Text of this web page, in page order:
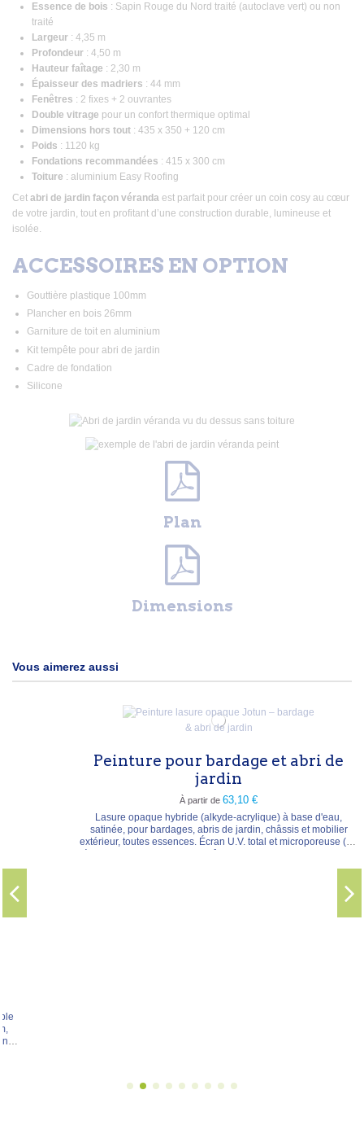
Essence de bois : Sapin Rouge du Nord traité (autoclave vert) ou non
traité
Largeur : 4,35 m
Profondeur : 4,50 m
Hauteur faîtage : 2,30 m
Épaisseur des madriers : 44 mm
Fenêtres : 2 fixes + 2 ouvrantes
Double vitrage pour un confort thermique optimal
Dimensions hors tout : 435 x 350 + 120 cm
Poids : 1120 kg
Fondations recommandées : 415 x 300 cm
Toiture : aluminium Easy Roofing
Cet abri de jardin façon véranda est parfait pour créer un coin cosy au cœur
de votre jardin, tout en profitant d’une construction durable, lumineuse et
isolée.
ACCESSOIRES EN OPTION
Gouttière plastique 100mm
Plancher en bois 26mm
Garniture de toit en aluminium
Kit tempête pour abri de jardin
Cadre de fondation
Silicone
Plan
Dimensions
Vous aimerez aussi
Peinture pour bardage et abri de
jardin
À partir de 63,10 €
Lasure opaque hybride (alkyde-acrylique) à base d'eau,
satinée, pour bardages, abris de jardin, châssis et mobilier
extérieur, toutes essences. Écran U.V. total et microporeuse (ne